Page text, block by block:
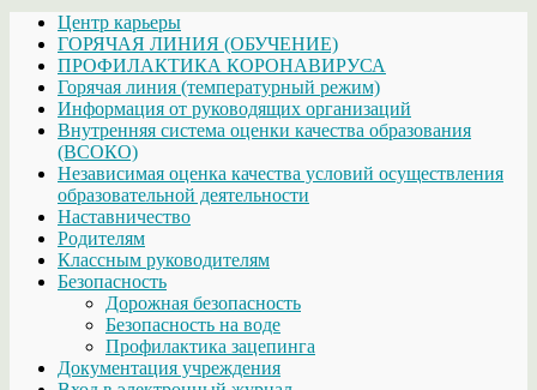
Центр карьеры
ГОРЯЧАЯ ЛИНИЯ (ОБУЧЕНИЕ)
ПРОФИЛАКТИКА КОРОНАВИРУСА
Горячая линия (температурный режим)
Информация от руководящих организаций
Внутренняя система оценки качества образования
(ВСОКО)
Независимая оценка качества условий осуществления
образовательной деятельности
Наставничество
Родителям
Классным руководителям
Безопасность
Дорожная безопасность
Безопасность на воде
Профилактика зацепинга
Документация учреждения